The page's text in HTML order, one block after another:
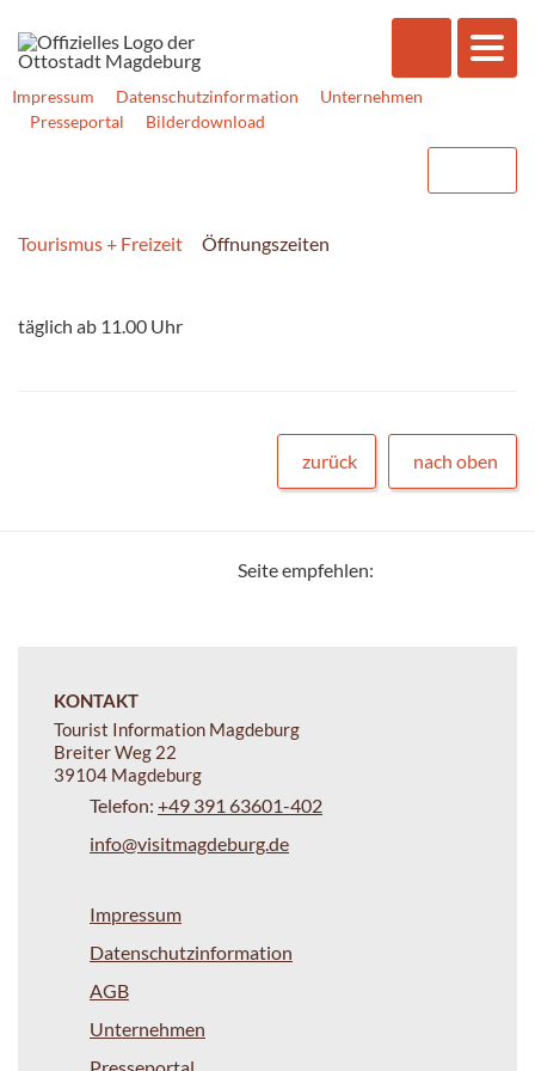
Impressum Datenschutzinformation
Unternehmen
Presseportal
Bilderdownload
Tourismus + Freizeit Öffnungszeiten
täglich ab 11.00 Uhr
zurück nach oben
Seite empfehlen:
KONTAKT
Tourist Information Magdeburg
Breiter Weg 22
39104 Magdeburg
Telefon: +49 391 63601-402
info@visitmagdeburg.de
Impressum
Datenschutzinformation
AGB
Unternehmen
Presseportal